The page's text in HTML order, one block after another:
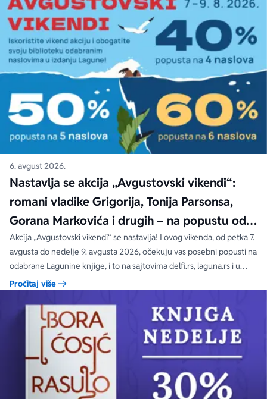
6. avgust 2026.
Nastavlja se akcija „Avgustovski vikendi“:
romani vladike Grigorija, Tonija Parsonsa,
Gorana Markovića i drugih – na popustu od
čak 40, 50 i 60%
Akcija „Avgustovski vikendi“ se nastavlja! I ovog vikenda, od petka 7.
avgusta do nedelje 9. avgusta 2026, očekuju vas posebni popusti na
odabrane Lagunine knjige, i to na sajtovima delfi.rs, laguna.rs i u
svim Delfi knjižarama.
Pročitaj više